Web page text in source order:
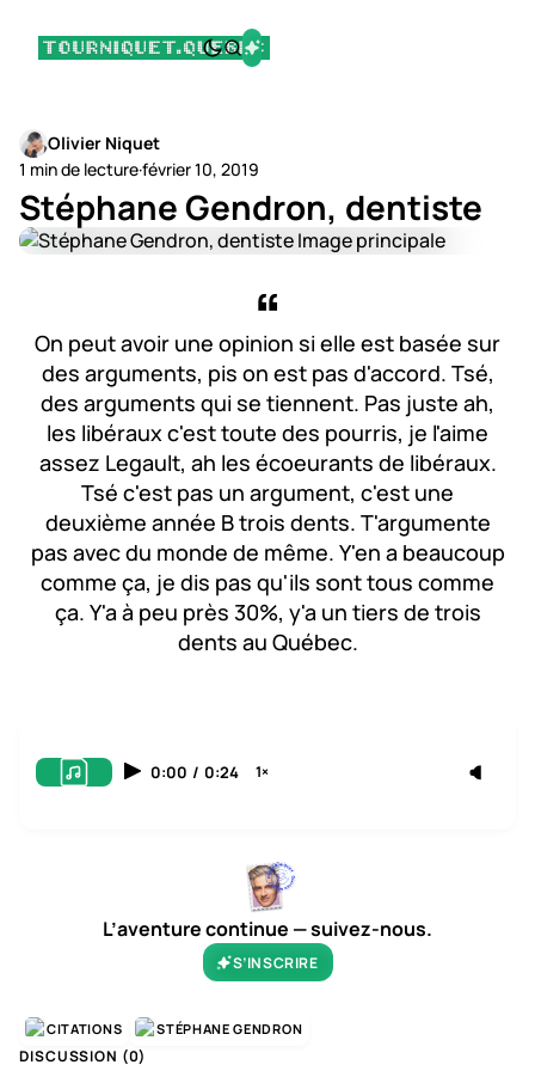
Olivier Niquet
1 min de lecture·février 10, 2019
Stéphane Gendron, dentiste
On peut avoir une opinion si elle est basée sur
des arguments, pis on est pas d'accord. Tsé,
des arguments qui se tiennent. Pas juste ah,
les libéraux c'est toute des pourris, je l'aime
assez Legault, ah les écoeurants de libéraux.
Tsé c'est pas un argument, c'est une
deuxième année B trois dents. T'argumente
pas avec du monde de même. Y'en a beaucoup
comme ça, je dis pas qu'ils sont tous comme
ça. Y'a à peu près 30%, y'a un tiers de trois
dents au Québec.
0:00 / 0:24 1×
L’aventure continue — suivez-nous.
S’INSCRIRE
CITATIONS STÉPHANE GENDRON
DISCUSSION (0)